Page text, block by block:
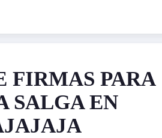
FIRMAS PARA
SALGA EN